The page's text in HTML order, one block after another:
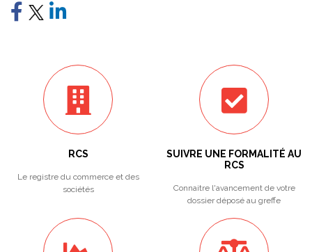
RCS
Le registre du commerce et des
sociétés
SUIVRE UNE FORMALITÉ AU
RCS
Connaitre l'avancement de votre
dossier déposé au greffe